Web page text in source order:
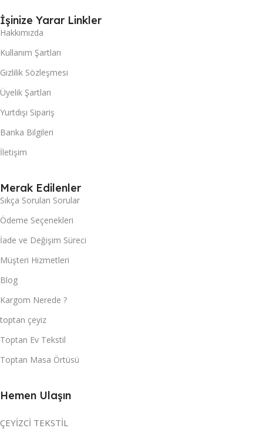
İşinize Yarar Linkler
Hakkımızda
Kullanım Şartları
Gizlilik Sözleşmesi
Üyelik Şartları
Yurtdışı Sipariş
Banka Bilgileri
İletişim
Merak Edilenler
Sıkça Sorulan Sorular
Ödeme Seçenekleri
İade ve Değişim Süreci
Müşteri Hizmetleri
Blog
Kargom Nerede ?
toptan çeyiz
Toptan Ev Tekstil
Toptan Masa Örtüsü
Hemen Ulaşın
ÇEYİZCİ TEKSTİL